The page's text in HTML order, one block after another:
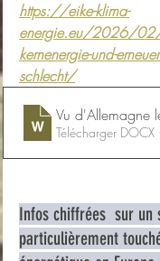
https://eike-klima-
energie.eu/2026/
kernenergie-und-
schlecht/
Télécharger
Infos chiffrées  sur un
particulièrement